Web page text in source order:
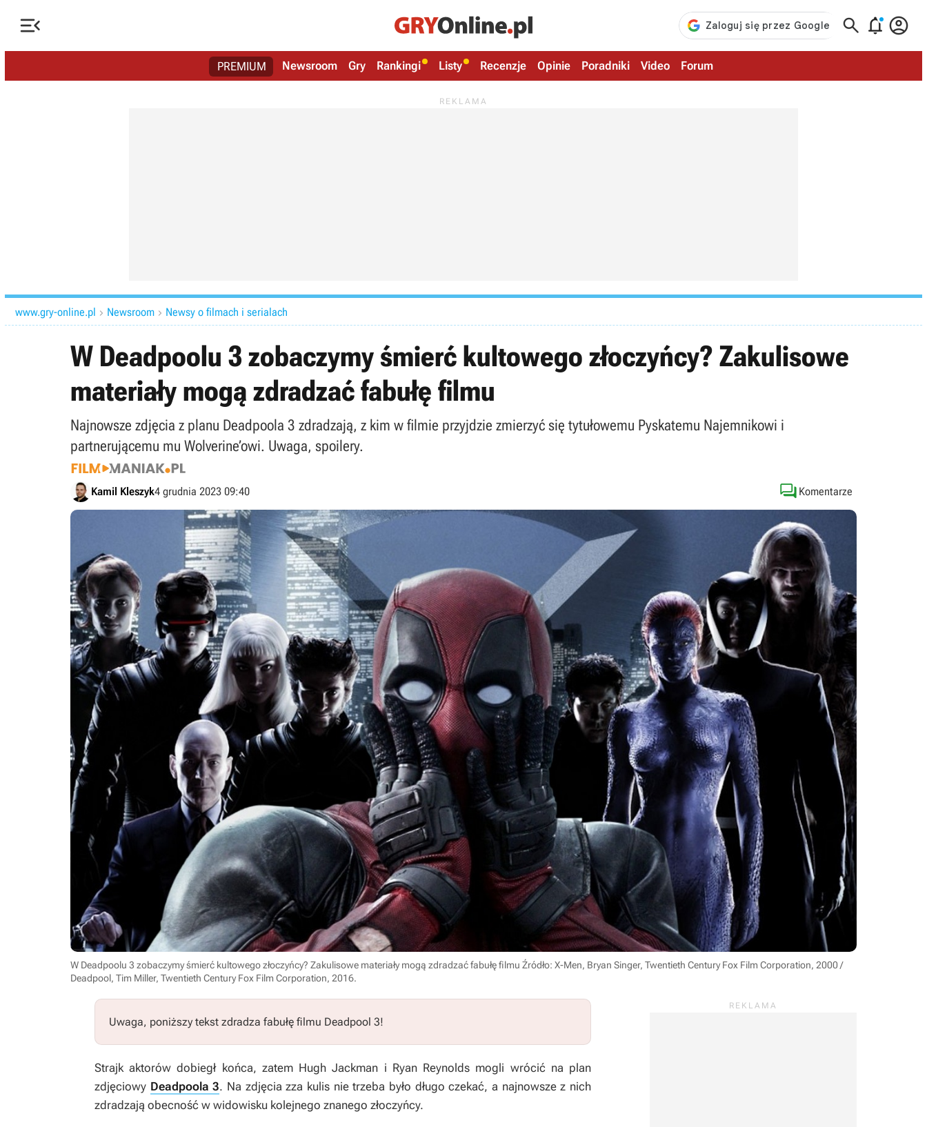
   
PREMIUM Newsroom Gry Rankingi Listy Recenzje Opinie Poradniki Video Forum
www.gry-online.pl  Newsroom  Newsy o filmach i serialach
W Deadpoolu 3 zobaczymy śmierć kultowego złoczyńcy? Zakulisowe
materiały mogą zdradzać fabułę filmu
Najnowsze zdjęcia z planu Deadpoola 3 zdradzają, z kim w filmie przyjdzie zmierzyć się tytułowemu Pyskatemu Najemnikowi i
partnerującemu mu Wolverine’owi. Uwaga, spoilery.
Kamil Kleszyk4 grudnia 2023 09:40  Komentarze
W Deadpoolu 3 zobaczymy śmierć kultowego złoczyńcy? Zakulisowe materiały mogą zdradzać fabułę filmu Źródło: X-Men, Bryan Singer, Twentieth Century Fox Film Corporation, 2000 /
Deadpool, Tim Miller, Twentieth Century Fox Film Corporation, 2016.
Uwaga, poniższy tekst zdradza fabułę filmu Deadpool 3!
Strajk aktorów dobiegł końca, zatem Hugh Jackman i Ryan Reynolds mogli wrócić na plan
zdjęciowy Deadpoola 3. Na zdjęcia zza kulis nie trzeba było długo czekać, a najnowsze z nich
zdradzają obecność w widowisku kolejnego znanego złoczyńcy.